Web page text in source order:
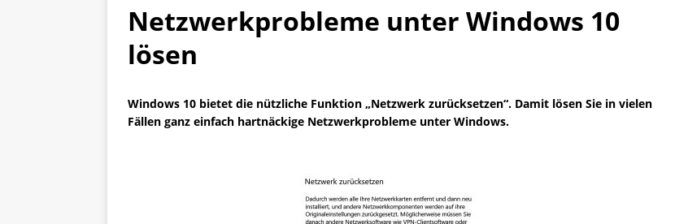
Netzwerkprobleme unter Windows 10
lösen
Windows 10 bietet die nützliche Funktion „Netzwerk zurücksetzen“. Damit lösen Sie in vielen
Fällen ganz einfach hartnäckige Netzwerkprobleme unter Windows.